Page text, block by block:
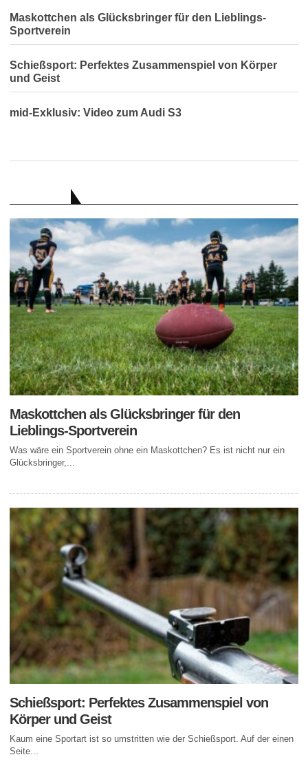
Maskottchen als Glücksbringer für den Lieblings-
Sportverein
Schießsport: Perfektes Zusammenspiel von Körper
und Geist
mid-Exklusiv: Video zum Audi S3
Maskottchen als Glücksbringer für den
Lieblings-Sportverein
Was wäre ein Sportverein ohne ein Maskottchen? Es ist nicht nur ein
Glücksbringer,...
Schießsport: Perfektes Zusammenspiel von
Körper und Geist
Kaum eine Sportart ist so umstritten wie der Schießsport. Auf der einen
Seite...